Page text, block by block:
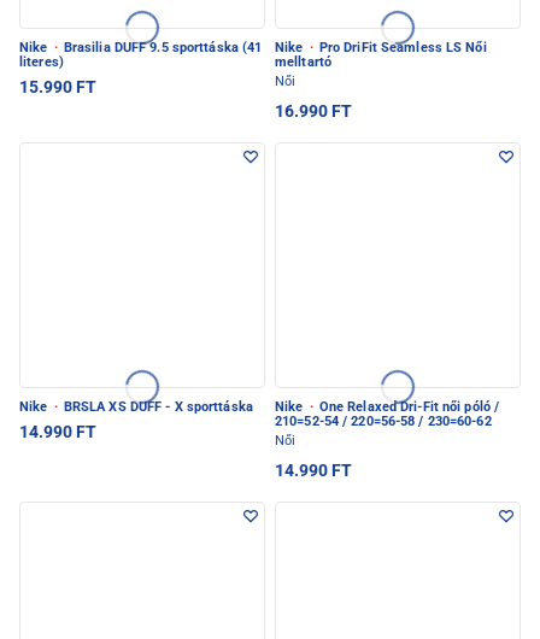
Nike · Brasilia DUFF 9.5 sporttáska (41
literes)
15.990 FT
Nike · Pro DriFit Seamless LS Női
melltartó
Női
16.990 FT
Nike · BRSLA XS DUFF - X sporttáska
14.990 FT
Nike · One Relaxed Dri-Fit női póló /
210=52-54 / 220=56-58 / 230=60-62
Női
14.990 FT